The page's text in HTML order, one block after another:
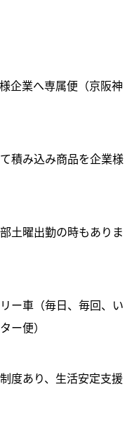
業へ専属便（京阪神
積み込み商品を企業様
土曜出勤の時もありま
ー車（毎日、毎回、い
ー便）
度あり、生活安定支援